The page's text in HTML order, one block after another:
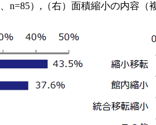
n=85）,（右）面積縮小の内容（